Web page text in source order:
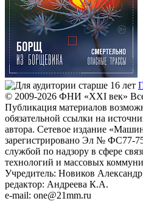
© 2009-2026 ФHИ «XXI век»
Публикация материалов
обязательной ссылки на
автора. Сетевое издание
зарегистрировано Эл № ФС77-
службой по надзору в сфере
технологий и массовых
Учредитель: Новиков
редактор: Андреева К.А.
e-mail: one@21mm.ru